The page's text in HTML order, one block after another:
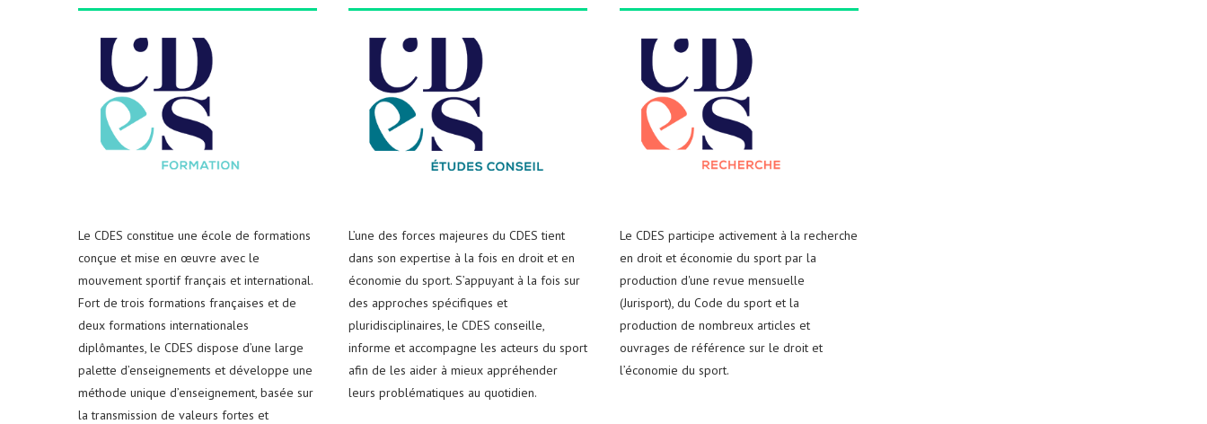
Le CDES constitue une école de formations
conçue et mise en œuvre avec le
mouvement sportif français et international.
Fort de trois formations françaises et de
deux formations internationales
diplômantes, le CDES dispose d’une large
palette d’enseignements et développe une
méthode unique d’enseignement, basée sur
la transmission de valeurs fortes et
L’une des forces majeures du CDES tient
dans son expertise à la fois en droit et en
économie du sport. S’appuyant à la fois sur
des approches spécifiques et
pluridisciplinaires, le CDES conseille,
informe et accompagne les acteurs du sport
afin de les aider à mieux appréhender
leurs problématiques au quotidien.
Le CDES participe activement à la recherche
en droit et économie du sport par la
production d'une revue mensuelle
(Jurisport), du Code du sport et la
production de nombreux articles et
ouvrages de référence sur le droit et
l’économie du sport.